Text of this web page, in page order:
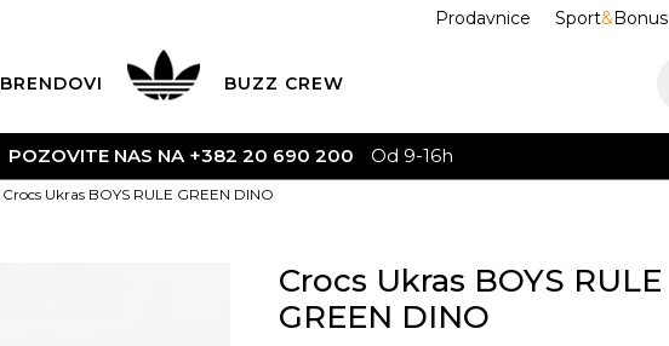
Prodavnice Sport&Bonus
BRENDOVI BUZZ CREW
POZOVITE NAS NA +382 20 690 200 Od 9-16h
Crocs Ukras BOYS RULE GREEN DINO
Crocs Ukras BOYS RULE
GREEN DINO